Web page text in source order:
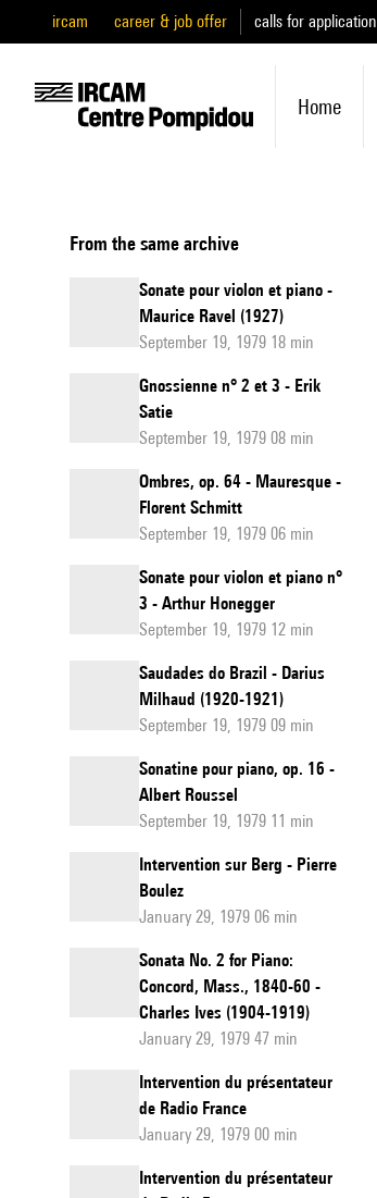
ircam career & job offer calls for application
Home
From the same archive
Sonate pour violon et piano -
Maurice Ravel (1927)
September 19, 1979 18 min
Gnossienne n° 2 et 3 - Erik
Satie
September 19, 1979 08 min
Ombres, op. 64 - Mauresque -
Florent Schmitt
September 19, 1979 06 min
Sonate pour violon et piano n°
3 - Arthur Honegger
September 19, 1979 12 min
Saudades do Brazil - Darius
Milhaud (1920-1921)
September 19, 1979 09 min
Sonatine pour piano, op. 16 -
Albert Roussel
September 19, 1979 11 min
Intervention sur Berg - Pierre
Boulez
January 29, 1979 06 min
Sonata No. 2 for Piano:
Concord, Mass., 1840-60 -
Charles Ives (1904-1919)
January 29, 1979 47 min
Intervention du présentateur
de Radio France
January 29, 1979 00 min
Intervention du présentateur